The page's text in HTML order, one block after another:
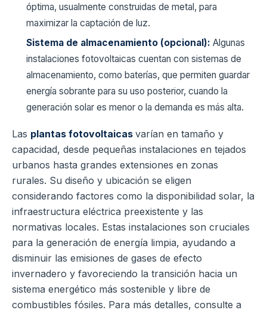
óptima, usualmente construidas de metal, para
maximizar la captación de luz.
Sistema de almacenamiento (opcional): Algunas
instalaciones fotovoltaicas cuentan con sistemas de
almacenamiento, como baterías, que permiten guardar
energía sobrante para su uso posterior, cuando la
generación solar es menor o la demanda es más alta.
Las plantas fotovoltaicas varían en tamaño y
capacidad, desde pequeñas instalaciones en tejados
urbanos hasta grandes extensiones en zonas
rurales. Su diseño y ubicación se eligen
considerando factores como la disponibilidad solar, la
infraestructura eléctrica preexistente y las
normativas locales. Estas instalaciones son cruciales
para la generación de energía limpia, ayudando a
disminuir las emisiones de gases de efecto
invernadero y favoreciendo la transición hacia un
sistema energético más sostenible y libre de
combustibles fósiles. Para más detalles, consulte a